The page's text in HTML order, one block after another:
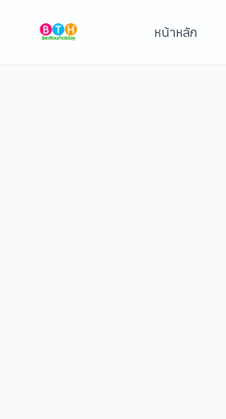
หน้าหลัก